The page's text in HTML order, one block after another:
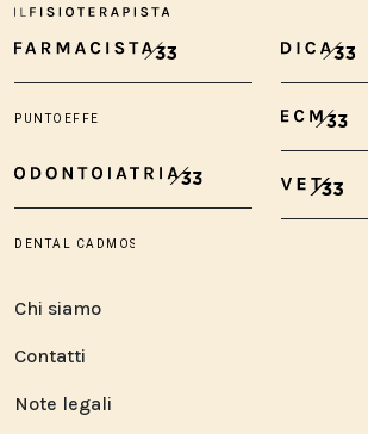
Chi siamo
Contatti
Note legali